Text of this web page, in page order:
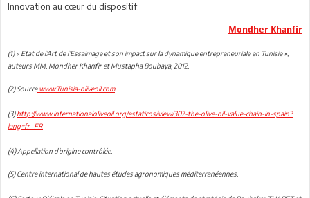
Innovation au cœur du dispositif.
Mondher Khanfir
(1) « Etat de l’Art de l’Essaimage et son impact sur la dynamique entrepreneuriale en Tunisie »,
auteurs MM. Mondher Khanfir et Mustapha Boubaya, 2012.
(2) Sourcewww.Tunisia-oliveoil.com
(3)http://www.internationaloliveoil.org/estaticos/view/307-the-olive-oil-value-chain-in-spain?
lang=fr_FR
(4) Appellation d’origine contrôlée.
(5) Centre international de hautes études agronomiques méditerranéennes.